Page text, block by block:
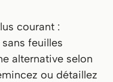
courant :
feuilles
alternative selon
ou détaillez